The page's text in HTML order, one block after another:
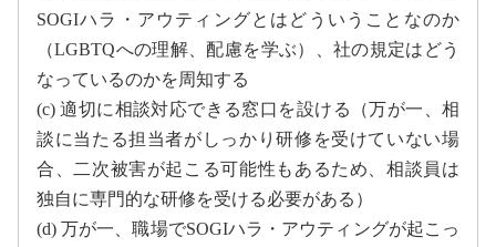
SOGIハラ・アウティングとはどういうことなのか
（LGBTQへの理解、配慮を学ぶ）、社の規定はどう
なっているのかを周知する
(c) 適切に相談対応できる窓口を設ける（万が一、相
談に当たる担当者がしっかり研修を受けていない場
合、二次被害が起こる可能性もあるため、相談員は
独自に専門的な研修を受ける必要がある）
(d) 万が一、職場でSOGIハラ・アウティングが起こっ